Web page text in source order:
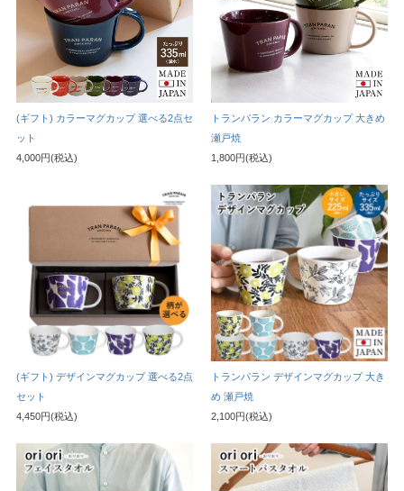
(ギフト) カラーマグカップ 選べる2点セ
ット
4,000円(税込)
トランパラン カラーマグカップ 大きめ
瀬戸焼
1,800円(税込)
(ギフト) デザインマグカップ 選べる2点
セット
4,450円(税込)
トランパラン デザインマグカップ 大き
め 瀬戸焼
2,100円(税込)